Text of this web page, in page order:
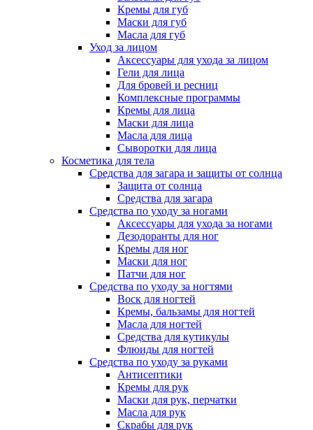
Кремы для губ
Маски для губ
Масла для губ
Уход за лицом
Аксессуары для ухода за лицом
Гели для лица
Для бровей и ресниц
Комплексные программы
Кремы для лица
Маски для лица
Масла для лица
Сыворотки для лица
Косметика для тела
Средства для загара и защиты от солнца
Защита от солнца
Средства для загара
Средства по уходу за ногами
Аксессуары для ухода за ногами
Дезодоранты для ног
Кремы для ног
Маски для ног
Патчи для ног
Средства по уходу за ногтями
Воск для ногтей
Кремы, бальзамы для ногтей
Масла для ногтей
Средства для кутикулы
Флюиды для ногтей
Средства по уходу за руками
Антисептики
Кремы для рук
Маски для рук, перчатки
Масла для рук
Скрабы для рук